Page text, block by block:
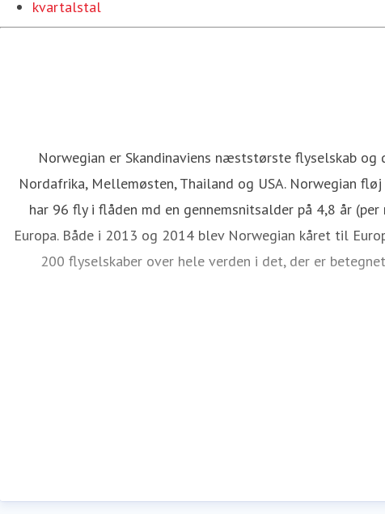
kvartalstal
Norwegian er Skandinaviens næststørste flyselskab
Nordafrika, Mellemøsten, Thailand og USA. Norwegian
har 96 fly i flåden md en gennemsnitsalder på 4,8 år
Europa. Både i 2013 og 2014 blev Norwegian kåret til
200 flyselskaber over hele verden i det, der er